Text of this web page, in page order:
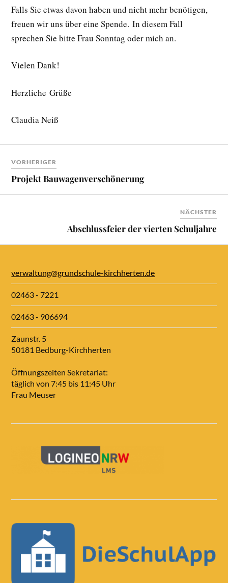
Falls Sie etwas davon haben und nicht mehr benötigen,
freuen wir uns über eine Spende. In diesem Fall
sprechen Sie bitte Frau Sonntag oder mich an.
Vielen Dank!
Herzliche Grüße
Claudia Neiß
VORHERIGER
Projekt Bauwagenverschönerung
NÄCHSTER
Abschlussfeier der vierten Schuljahre
verwaltung@grundschule-kirchherten.de
02463 - 7221
02463 - 906694
Zaunstr. 5
50181 Bedburg-Kirchherten
Öffnungszeiten Sekretariat:
täglich von 7:45 bis 11:45 Uhr
Frau Meuser